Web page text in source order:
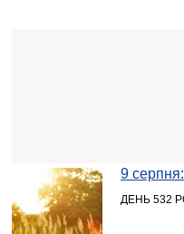
9 серпня:
ДЕНЬ 532